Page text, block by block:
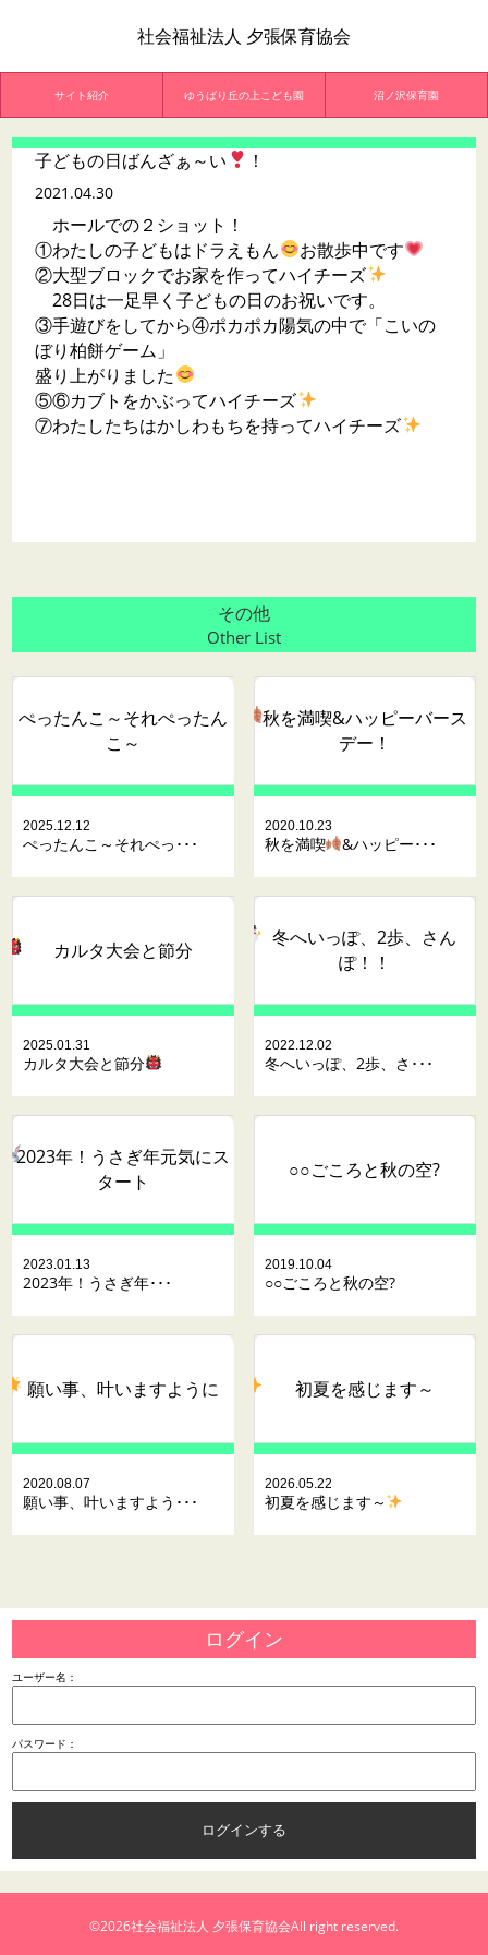
社会福祉法人 夕張保育協会
サイト紹介 ゆうばり丘の上こども園 沼ノ沢保育園
子どもの日ばんざぁ～い ！
2021.04.30
ホールでの２ショット！
①わたしの子どもはドラえもん
お散歩中です
②大型ブロックでお家を作ってハイチーズ
28日は一足早く子どもの日のお祝いです。
③手遊びをしてから④ポカポカ陽気の中で「こいの
ぼり柏餅ゲーム」
盛り上がりました
⑤⑥カブトをかぶってハイチーズ
⑦わたしたちはかしわもちを持ってハイチーズ
その他
Other List
ぺったんこ～それぺったん
こ～
2025.12.12
ぺったんこ～それぺっ･･･
秋を満喫&ハッピーバース
デー！
2020.10.23
秋を満喫 &ハッピー･･･
カルタ大会と節分
2025.01.31
カルタ大会と節分
冬へいっぽ、2歩、さん
ぽ！！
2022.12.02
冬へいっぽ、2歩、さ･･･
2023年！うさぎ年元気にス
タート
2023.01.13
2023年！うさぎ年･･･
○○ごころと秋の空?
2019.10.04
○○ごころと秋の空?
願い事、叶いますように
2020.08.07
願い事、叶いますよう･･･
初夏を感じます～
2026.05.22
初夏を感じます～
ログイン
ユーザー名：
パスワード：
©2026社会福祉法人 夕張保育協会All right reserved.